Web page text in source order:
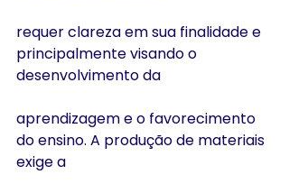
requer clareza em sua finalidade e
principalmente visando o
desenvolvimento da
aprendizagem e o favorecimento
do ensino. A produção de materiais
exige a